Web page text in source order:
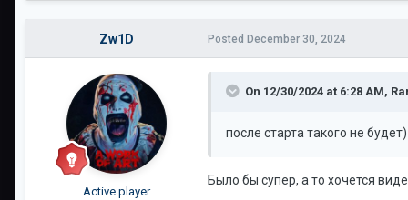
Zw1D
Active player
Posted December 30, 2024
On 12/30/2024 at 6:28 AM,
после старта такого не будет)
Было бы супер, а то хочется